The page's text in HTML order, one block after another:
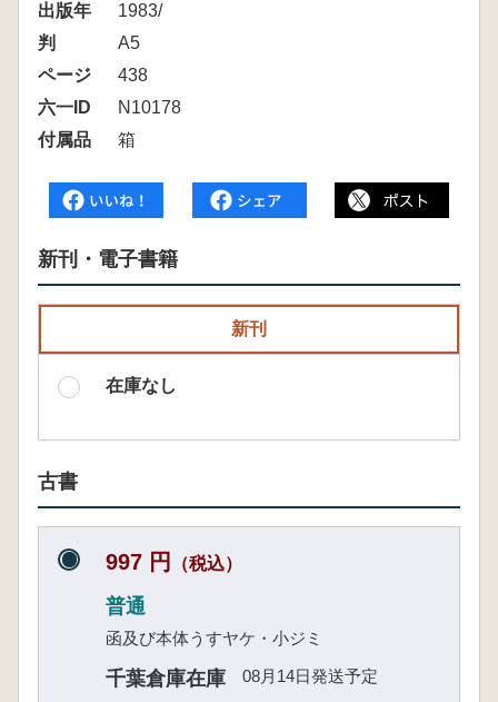
出版年
1983/
判
A5
ページ
438
六一ID
N10178
付属品
箱
新刊・電子書籍
新刊
在庫なし
古書
997 円 （税込）
普通
函及び本体うすヤケ・小ジミ
千葉倉庫在庫 08月14日発送予定